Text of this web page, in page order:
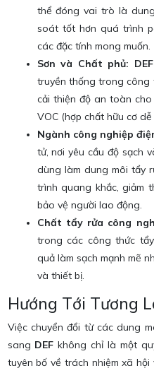
thể đóng vai trò là
soát tốt hơn quá trình
các đặc tính mong muốn.
Sơn và Chất phủ: DEF
truyền thống trong công
cải thiện độ an toàn
VOC (hợp chất hữu cơ
Ngành công nghiệp
tử, nơi yêu cầu độ sạch
dùng làm dung môi tẩy
trình quang khắc, giảm
bảo vệ người lao động.
Chất tẩy rửa công
trong các công thức
quả làm sạch mạnh mẽ
và thiết bị.
Hướng Tới Tương
Việc chuyển đổi từ các dung
sang DEF không chỉ là một
tuyên bố về trách nhiệm xã